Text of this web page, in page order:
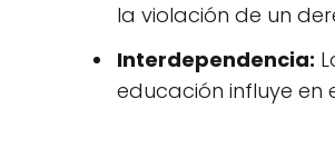
la violación de un
Interdependencia:
educación influye en